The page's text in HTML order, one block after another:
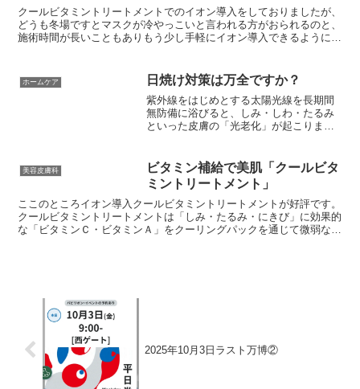
クールビタミントリートメントでのイオン導入をしておりましたが、
どうも冬場ですとマスクが冷やっこいと言われる方がおられるのと、
施術時間が長いこともありもう少し手軽にイオン導入できるようにし
ホームケア 日焼け対策は万全ですか？
紫外線をはじめとする太陽光線を長期間
無防備に浴びると、しみ・しわ・たるみ
といった皮膚の「光老化」が起こりま
使い方がされていない場合が多いようで
す。
美容皮膚科
ビタミン補給で美肌「クールビタ
ミントリートメント」
ここのところイオン導入クールビタミントリートメントが好評です。
クールビタミントリートメントは「しみ・たるみ・にきび」に効果的
な「ビタミンＣ・ビタミンＡ」をクーリングパックを通じて微弱な電
2025年10月3日ラスト万博②